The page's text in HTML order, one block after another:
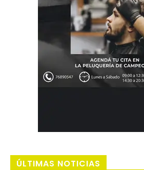
ÚLTIMAS NOTICIAS